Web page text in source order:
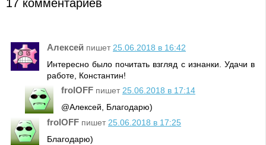
17 комментариев
Алексей пишет 25.06.2018 в 16:42
Интересно было почитать взгляд с изнанки. Удачи в
работе, Константин!
frolOFF пишет 25.06.2018 в 17:14
@Алексей, Благодарю)
frolOFF пишет 25.06.2018 в 17:25
Благодарю)